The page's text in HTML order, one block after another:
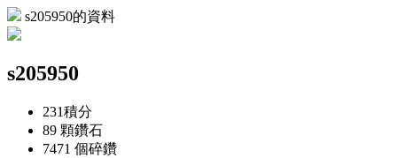
s205950的資料
s205950
231積分
89 顆鑽石
7471 個碎鑽